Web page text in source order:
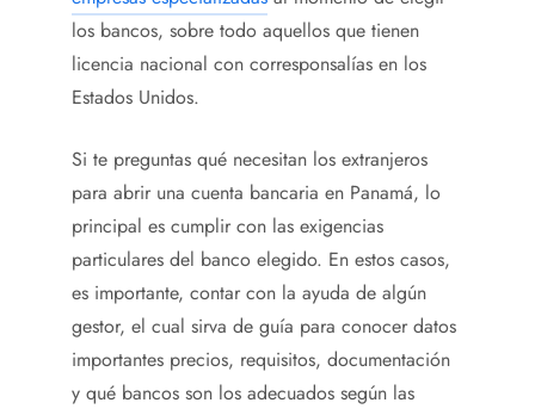
los bancos, sobre todo aquellos que tienen
licencia nacional con corresponsalías en los
Estados Unidos.
Si te preguntas qué necesitan los extranjeros
para abrir una cuenta bancaria en Panamá, lo
principal es cumplir con las exigencias
particulares del banco elegido. En estos casos,
es importante, contar con la ayuda de algún
gestor, el cual sirva de guía para conocer datos
importantes precios, requisitos, documentación
y qué bancos son los adecuados según las